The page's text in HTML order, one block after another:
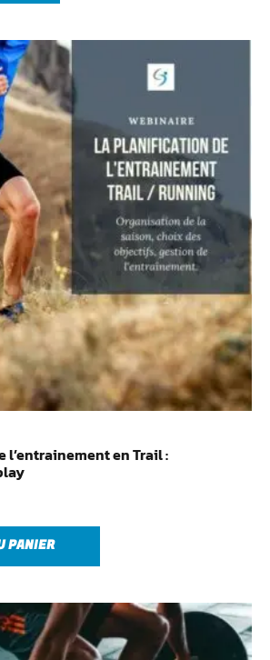
en Trail :
PANIER